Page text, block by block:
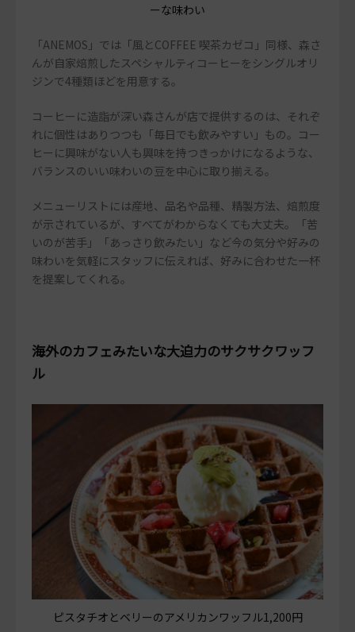
ーな味わい
「ANEMOS」では「風とCOFFEE 喫茶カゼコ」同様、森さ
んが自家焙煎したスペシャルティコーヒーをシングルオリ
ジンで4種類ほどを用意する。
コーヒーに造詣が深い森さんが店で提供するのは、それぞ
れに個性はありつつも「毎日でも飲みやすい」もの。コー
ヒーに興味がない人も興味を持つきっかけになるような、
バランスのいい味わいの豆を中心に取り揃える。
メニューリストには産地、品名や品種、精製方法、焙煎度
が示されているが、すべてがわからなくても大丈夫。「苦
いのが苦手」「あっさり飲みたい」など今の気分や好みの
味わいを気軽にスタッフに伝えれば、好みに合わせた一杯
を提案してくれる。
海外のカフェみたいな大迫力のサクサクワッフ
ル
ピスタチオとベリーのアメリカンワッフル1,200円